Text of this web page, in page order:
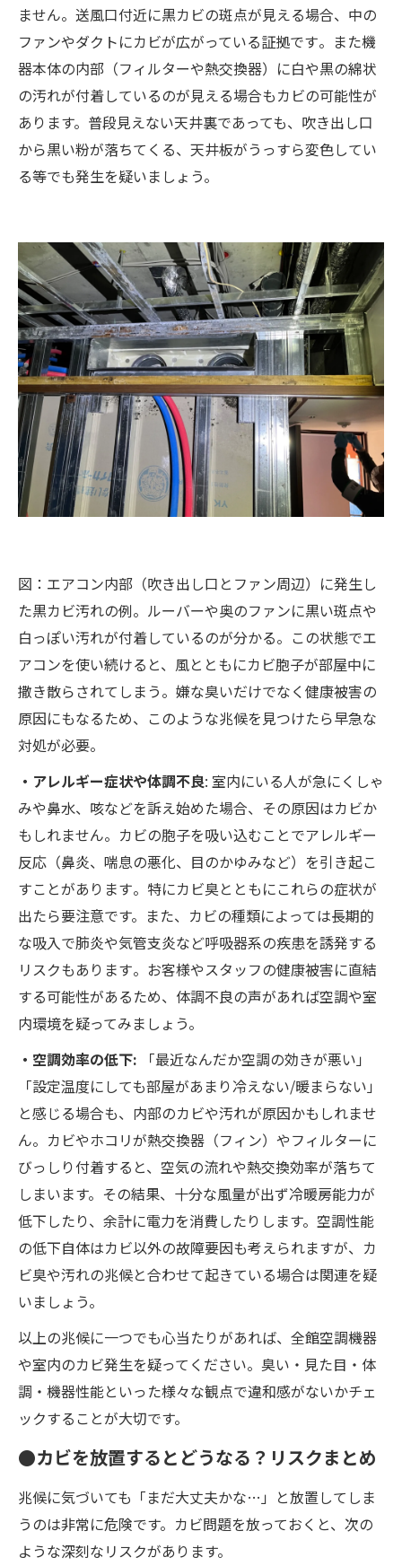
ません​。送風口付近に黒カビの斑点が見える場合、中の
ファンやダクトにカビが広がっている証拠です​。また機
器本体の内部（フィルターや熱交換器）に白や黒の綿状
の汚れが付着しているのが見える場合もカビの可能性が
あります。普段見えない天井裏であっても、吹き出し口
から黒い粉が落ちてくる、天井板がうっすら変色してい
る等でも発生を疑いましょう。
図：エアコン内部（吹き出し口とファン周辺）に発生し
た黒カビ汚れの例。ルーバーや奥のファンに黒い斑点や
白っぽい汚れが付着しているのが分かる​。この状態でエ
アコンを使い続けると、風とともにカビ胞子が部屋中に
撒き散らされてしまう​。嫌な臭いだけでなく健康被害の
原因にもなるため、このような兆候を見つけたら早急な
対処が必要。
・アレルギー症状や体調不良: 室内にいる人が急にくしゃ
みや鼻水、咳などを訴え始めた場合、その原因はカビか
もしれません。カビの胞子を吸い込むことでアレルギー
反応（鼻炎、喘息の悪化、目のかゆみなど）を引き起こ
すことがあります​。特にカビ臭とともにこれらの症状が
出たら要注意です。また、カビの種類によっては長期的
な吸入で肺炎や気管支炎など呼吸器系の疾患を誘発する
リスクもあります​。お客様やスタッフの健康被害に直結
する可能性があるため、体調不良の声があれば空調や室
内環境を疑ってみましょう。
・空調効率の低下:
「最近なんだか空調の効きが悪い」
「設定温度にしても部屋があまり冷えない/暖まらない」
と感じる場合も、内部のカビや汚れが原因かもしれませ
ん​。カビやホコリが熱交換器（フィン）やフィルターに
びっしり付着すると、空気の流れや熱交換効率が落ちて
しまいます。その結果、十分な風量が出ず冷暖房能力が
低下したり、余計に電力を消費したりします。空調性能
の低下自体はカビ以外の故障要因も考えられますが、カ
ビ臭や汚れの兆候と合わせて起きている場合は関連を疑
いましょう。
以上の兆候に一つでも心当たりがあれば、全館空調機器
や室内のカビ発生を疑ってください。臭い・見た目・体
調・機器性能といった様々な観点で違和感がないかチェ
ックすることが大切です。
●カビを放置するとどうなる？リスクまとめ
兆候に気づいても「まだ大丈夫かな…」と放置してしま
うのは非常に危険です。カビ問題を放っておくと、次の
ような深刻なリスクがあります。